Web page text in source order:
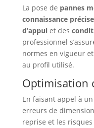
La pose de pannes
connaissance
d’appuiet des
professionnel
normes en vigueur
au profil utilisé.
Optimisation
En faisant appel à
erreurs de
reprise et les